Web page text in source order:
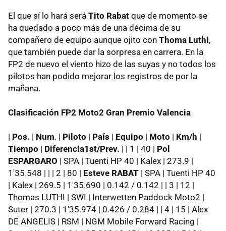
El que sí lo hará será Tito Rabat que de momento se
ha quedado a poco más de una décima de su
compañero de equipo aunque ojito con Thoma Luthi,
que también puede dar la sorpresa en carrera. En la
FP2 de nuevo el viento hizo de las suyas y no todos los
pilotos han podido mejorar los registros de por la
mañana.
Clasificación FP2 Moto2 Gran Premio Valencia
| Pos. | Num. | Piloto | País | Equipo | Moto | Km/h |
Tiempo | Diferencia1st/Prev. | | 1 | 40 | Pol
ESPARGARO | SPA | Tuenti HP 40 | Kalex | 273.9 |
1'35.548 | | | 2 | 80 | Esteve RABAT | SPA | Tuenti HP 40
| Kalex | 269.5 | 1'35.690 | 0.142 / 0.142 | | 3 | 12 |
Thomas LUTHI | SWI | Interwetten Paddock Moto2 |
Suter | 270.3 | 1'35.974 | 0.426 / 0.284 | | 4 | 15 | Alex
DE ANGELIS | RSM | NGM Mobile Forward Racing |